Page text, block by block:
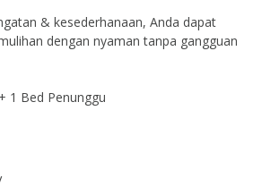
& kesederhanaan, Anda dapat
dengan nyaman tanpa gangguan
1 Bed Penunggu